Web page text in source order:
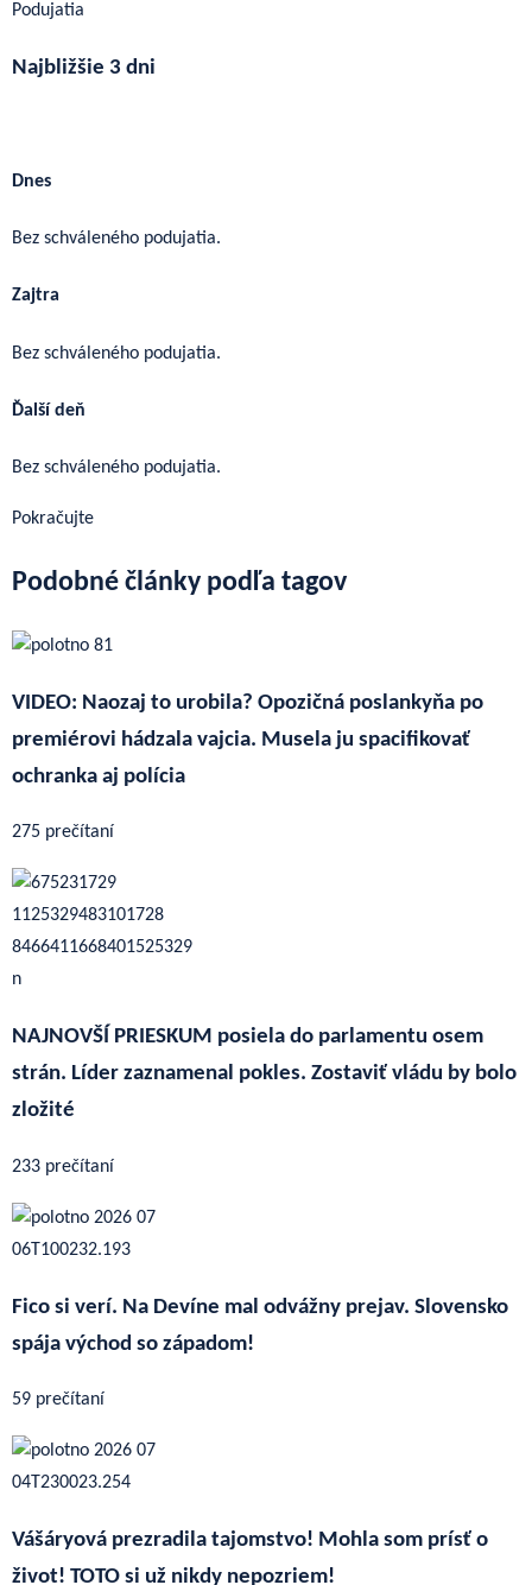
Podujatia
Najbližšie 3 dni
Dnes
Bez schváleného podujatia.
Zajtra
Bez schváleného podujatia.
Ďalší deň
Bez schváleného podujatia.
Pokračujte
Podobné články podľa tagov
VIDEO: Naozaj to urobila? Opozičná poslankyňa po
premiérovi hádzala vajcia. Musela ju spacifikovať
ochranka aj polícia
275 prečítaní
NAJNOVŠÍ PRIESKUM posiela do parlamentu osem
strán. Líder zaznamenal pokles. Zostaviť vládu by bolo
zložité
233 prečítaní
Fico si verí. Na Devíne mal odvážny prejav. Slovensko
spája východ so západom!
59 prečítaní
Vášáryová prezradila tajomstvo! Mohla som prísť o
život! TOTO si už nikdy nepozriem!